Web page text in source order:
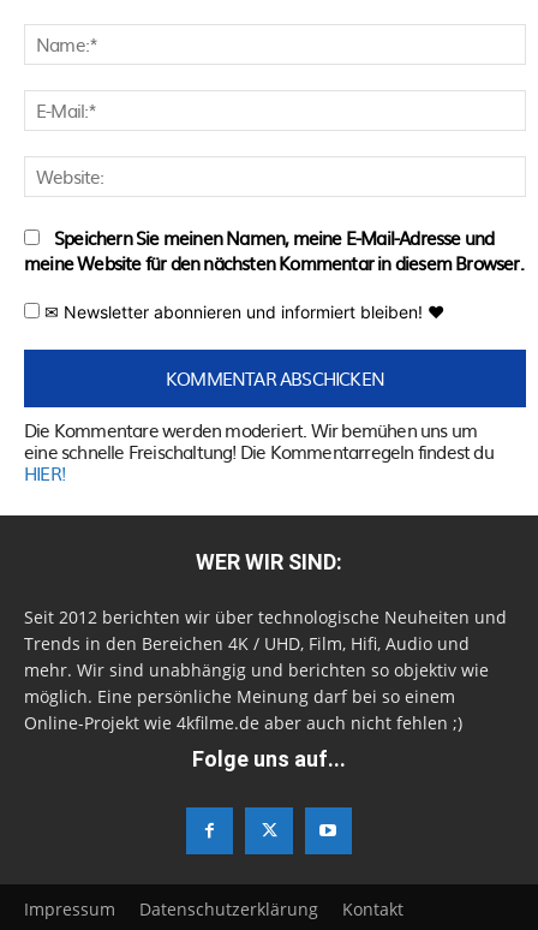
Speichern Sie meinen Namen, meine E-Mail-Adresse und
meine Website für den nächsten Kommentar in diesem Browser.
✉ Newsletter abonnieren und informiert bleiben! ♥
Die Kommentare werden moderiert. Wir bemühen uns um
eine schnelle Freischaltung! Die Kommentarregeln findest du
HIER!
WER WIR SIND:
Seit 2012 berichten wir über technologische Neuheiten und
Trends in den Bereichen 4K / UHD, Film, Hifi, Audio und
mehr. Wir sind unabhängig und berichten so objektiv wie
möglich. Eine persönliche Meinung darf bei so einem
Online-Projekt wie 4kfilme.de aber auch nicht fehlen ;)
Folge uns auf...
Impressum Datenschutzerklärung Kontakt